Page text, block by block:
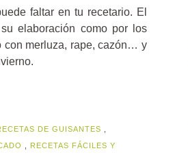
faltar en tu recetario. El
elaboración como por los
con merluza, rape, cazón… y
DE GUISANTES
RECETAS FÁCILES Y